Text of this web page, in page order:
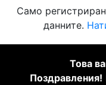
Само
данните.
Това
Поздравления!